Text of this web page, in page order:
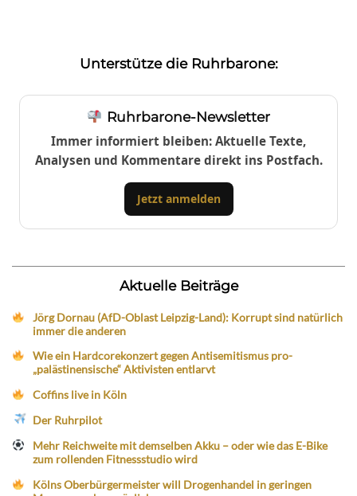
Unterstütze die Ruhrbarone:
Ruhrbarone-Newsletter
Immer informiert bleiben: Aktuelle Texte,
Analysen und Kommentare direkt ins Postfach.
Jetzt anmelden
Aktuelle Beiträge
Jörg Dornau (AfD-Oblast Leipzig-Land): Korrupt sind natürlich
immer die anderen
Wie ein Hardcorekonzert gegen Antisemitismus pro-
„palästinensische“ Aktivisten entlarvt
Coffins live in Köln
Der Ruhrpilot
Mehr Reichweite mit demselben Akku – oder wie das E-Bike
zum rollenden Fitnessstudio wird
Kölns Oberbürgermeister will Drogenhandel in geringen